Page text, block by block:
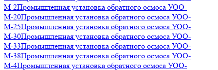
М-2Промышленная установка обратного осмоса УОО-
М-20Промышленная установка обратного осмоса УОО-
М-25Промышленная установка обратного осмоса УОО-
М-30Промышленная установка обратного осмоса УОО-
М-33Промышленная установка обратного осмоса УОО-
М-38Промышленная установка обратного осмоса УОО-
М-4Промышленная установка обратного осмоса УОО-